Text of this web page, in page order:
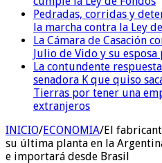
Pedradas, corridas y
la marcha contra la Ley
La Cámara de Casación
Julio de Vido y su
La contundente
senadora K que quiso
Tierras por tener una
extranjeros
INICIO/ECONOMIA/El
su última planta en la
e importará desde Brasil